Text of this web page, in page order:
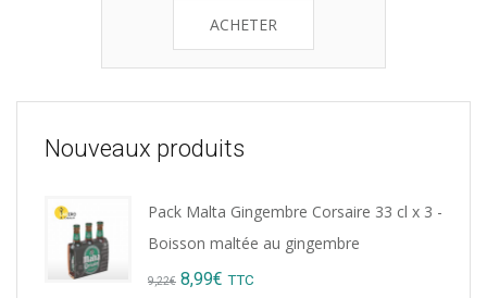
ACHETER
Nouveaux produits
Pack Malta Gingembre Corsaire 33 cl x 3 -
Boisson maltée au gingembre
9,22€ Original
8,99€ Current
TTC